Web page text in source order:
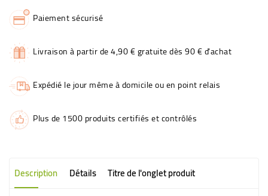
Paiement sécurisé
Livraison à partir de 4,90 € gratuite dès 90 € d'achat
Expédié le jour même à domicile ou en point relais
Plus de 1500 produits certifiés et contrôlés
Description Détails Titre de l'onglet produit